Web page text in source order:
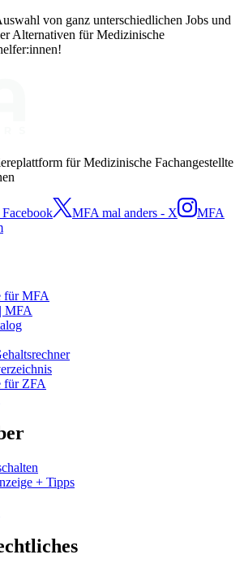
von ganz unterschiedlichen Jobs und
Alternativen für Medizinische
für Medizinische Fachangestellte
MFA mal anders - X
MFA
für MFA
MFA
für ZFA
+ Tipps